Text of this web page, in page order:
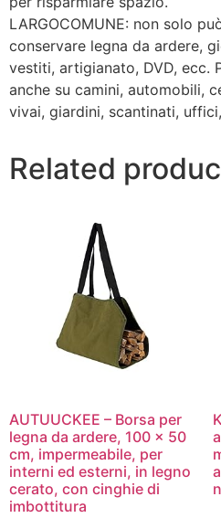
LARGOCOMUNE: non solo
conservare legna da ardere,
vestiti, artigianato, DVD, ecc.
anche su camini, automobili,
vivai, giardini, scantinati,
Related
AUTUUCKEE – Borsa per
legna da ardere, 100 x 50
cm, impermeabile, per
interni ed esterni, in legno
cerato, con cinghie di
imbottitura